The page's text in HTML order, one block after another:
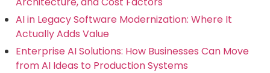
AI in Legacy Software Modernization: Where It
Actually Adds Value
Enterprise AI Solutions: How Businesses Can Move
from AI Ideas to Production Systems